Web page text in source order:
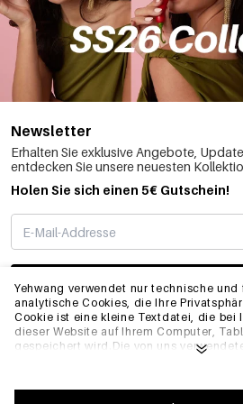
Yehwang verwendet nur technische
analytische Cookies, die Ihre
Cookie ist eine kleine Textdatei, die bei
dieser Website auf Ihrem Computer,
gespeichert wird.Die von uns
Website, ordnungsgemäß zu
Newsletter
Erhalten Sie exklusive Angebote,
entdecken Sie unsere neuesten
Holen Sie sich einen 5€ Gutschein!
ABONNIEREN
INFO